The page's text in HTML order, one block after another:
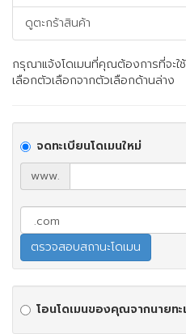
ดูตะกร้าสินค้า
กรุณาแจ้งโดเมนที่คุณต้องการที่จะ
เลือกตัวเลือกจากตัวเลือกด้านล่าง
จดทะเบียนโดเมนใหม่
www.
โอนโดเมนของคุณจากนายท